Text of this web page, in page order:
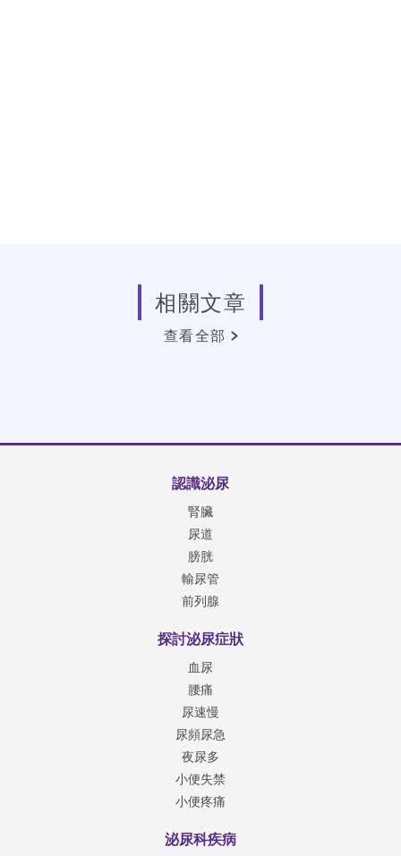
相關文章
查看全部
認識泌尿
腎臟
尿道
膀胱
輸尿管
前列腺
探討泌尿症狀
血尿
腰痛
尿速慢
尿頻尿急
夜尿多
小便失禁
小便疼痛
泌尿科疾病